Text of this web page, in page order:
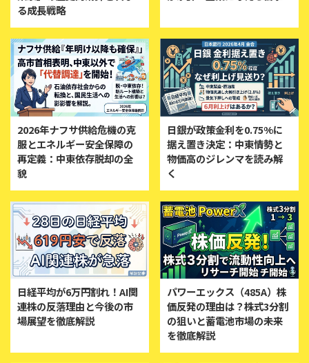
る成長戦略
2026年ナフサ供給危機の克
服とエネルギー安全保障の
再定義：中東依存脱却の全
貌
日銀が政策金利を0.75%に
据え置き決定：中東情勢と
物価高のジレンマを読み解
く
日経平均が6万円割れ！AI関
連株の反落理由と今後の市
場展望を徹底解説
パワーエックス（485A）株
価反発の理由は？株式3分割
の狙いと蓄電池市場の未来
を徹底解説